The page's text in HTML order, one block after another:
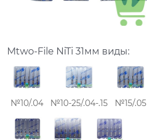
Mtwo-File NiTi 31мм виды:
№10/.04 №10-25/.04-.15 №15/.05